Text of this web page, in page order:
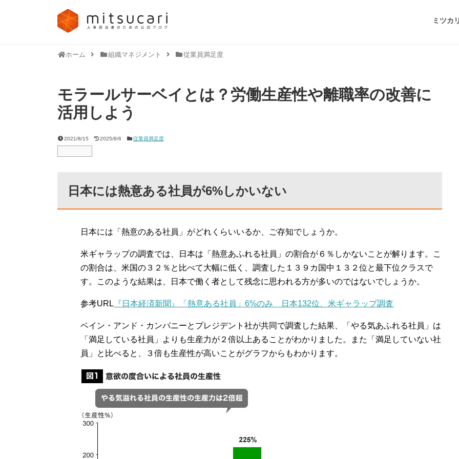
ミツカ
ホーム 組織マネジメント 従業員満足度
モラールサーベイとは？労働生産性や離職率の改善に
活用しよう
2021/8/15 2025/8/6 従業員満足度
日本には熱意ある社員が6%しかいない
日本には「熱意のある社員」がどれくらいいるか、ご存知でしょうか。
米ギャラップの調査では、日本は「熱意あふれる社員」の割合が６％しかないことが解ります。こ
の割合は、米国の３２％と比べて大幅に低く、調査した１３９カ国中１３２位と最下位クラスで
す。このような結果は、日本で働く者として残念に思われる方が多いのではないでしょうか。
参考URL 『日本経済新聞』「熱意ある社員」6%のみ 日本132位、米ギャラップ調査
ベイン・アンド・カンパニーとプレジデント社が共同で調査した結果、「やる気あふれる社員」は
「満足している社員」よりも生産力が２倍以上あることがわかりました。また「満足していない社
員」と比べると、３倍も生産性が高いことがグラフからもわかります。